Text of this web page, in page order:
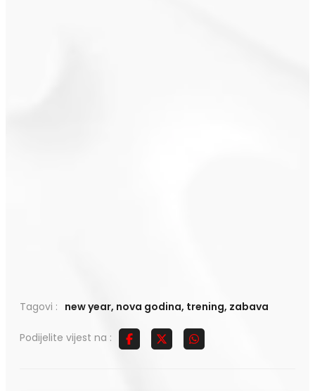
Tagovi : new year, nova godina, trening, zabava
Podijelite vijest na :